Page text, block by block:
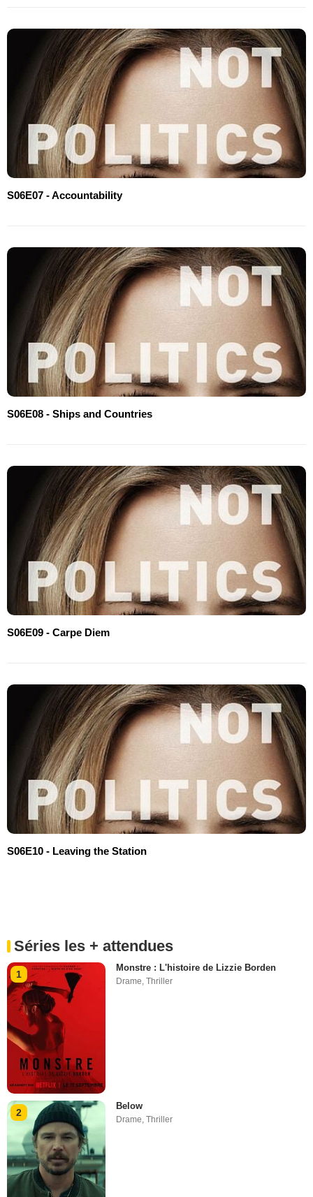
S06E07 - Accountability
S06E08 - Ships and Countries
S06E09 - Carpe Diem
S06E10 - Leaving the Station
Séries les + attendues
1
Monstre : L'histoire de Lizzie Borden
Drame ,Thriller
2
Below
Drame,Thriller